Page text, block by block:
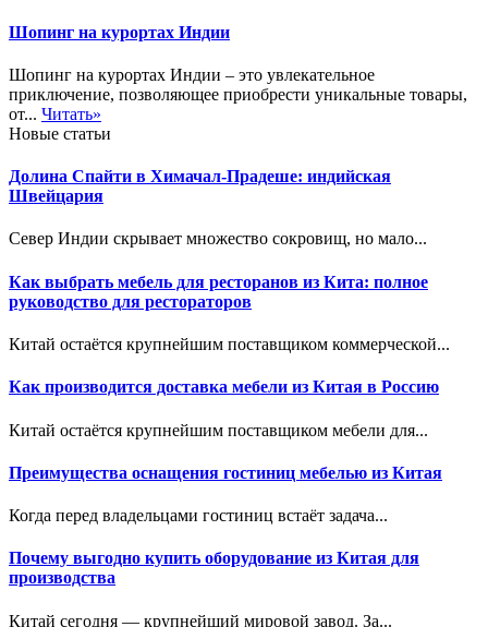
Шопинг на курортах Индии
Шопинг на курортах Индии – это увлекательное
приключение, позволяющее приобрести уникальные товары,
от... Читать»
Новые статьи
Долина Спайти в Химачал-Прадеше: индийская
Швейцария
Север Индии скрывает множество сокровищ, но мало...
Как выбрать мебель для ресторанов из Кита: полное
руководство для рестораторов
Китай остаётся крупнейшим поставщиком коммерческой...
Как производится доставка мебели из Китая в Россию
Китай остаётся крупнейшим поставщиком мебели для...
Преимущества оснащения гостиниц мебелью из Китая
Когда перед владельцами гостиниц встаёт задача...
Почему выгодно купить оборудование из Китая для
производства
Китай сегодня — крупнейший мировой завод. За...